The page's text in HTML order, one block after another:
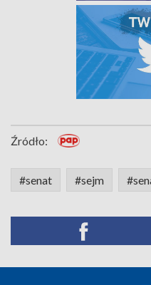
Źródło:
#senat #sejm